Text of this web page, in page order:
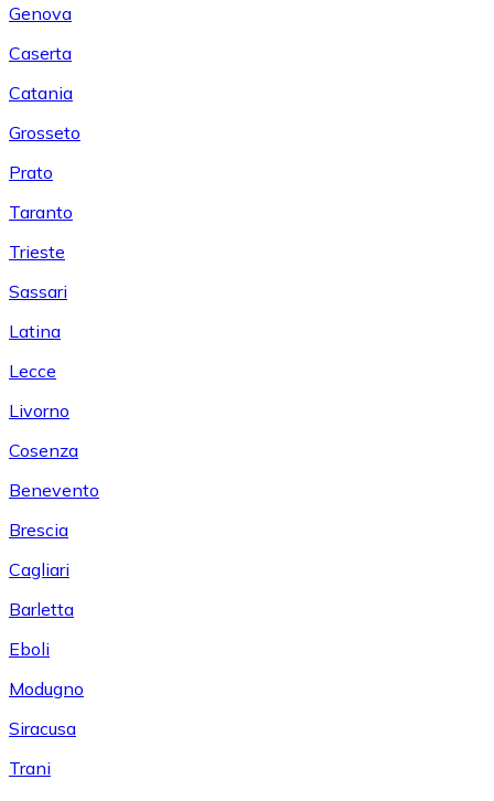
Genova
Caserta
Catania
Grosseto
Prato
Taranto
Trieste
Sassari
Latina
Lecce
Livorno
Cosenza
Benevento
Brescia
Cagliari
Barletta
Eboli
Modugno
Siracusa
Trani